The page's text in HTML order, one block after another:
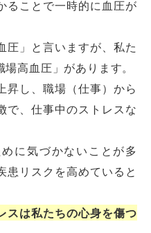
ることで一時的に血圧が
圧」と言いますが、私た
高血圧」があります。
昇し、職場（仕事）から
で、仕事中のストレスな
に気づかないことが多
患リスクを高めていると
スは私たちの心身を傷つ